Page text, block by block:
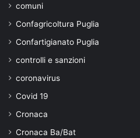
comuni
Confagricoltura Puglia
Confartigianato Puglia
controlli e sanzioni
coronavirus
Covid 19
Cronaca
Cronaca Ba/Bat